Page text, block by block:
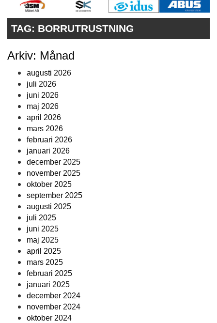
PRENUMERERA
TAG: BORRUTRUSTNING
Arkiv: Månad
augusti 2026
juli 2026
juni 2026
maj 2026
april 2026
mars 2026
februari 2026
januari 2026
december 2025
november 2025
oktober 2025
september 2025
augusti 2025
juli 2025
juni 2025
maj 2025
april 2025
mars 2025
februari 2025
januari 2025
december 2024
november 2024
oktober 2024